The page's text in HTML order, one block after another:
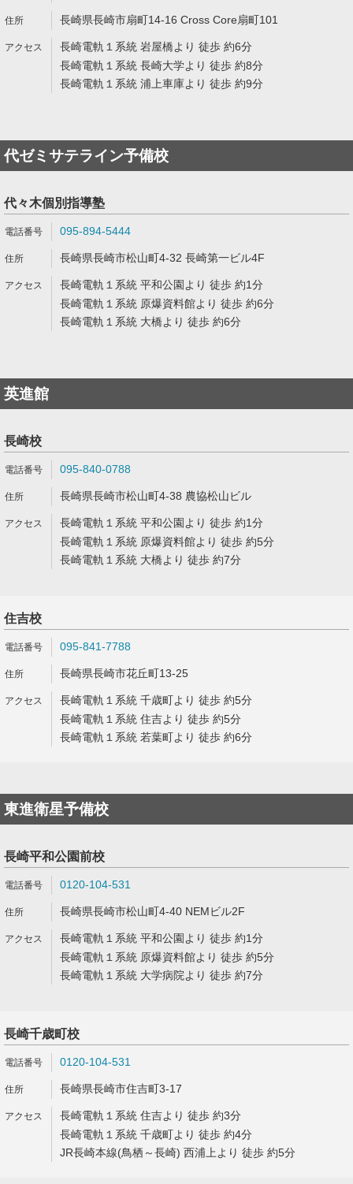
長崎県長崎市扇町14-16 Cross Core扇町101
長崎電軌１系統 岩屋橋より 徒歩 約6分
長崎電軌１系統 長崎大学より 徒歩 約8分
長崎電軌１系統 浦上車庫より 徒歩 約9分
代ゼミサテライン予備校
代々木個別指導塾
095-894-5444
長崎県長崎市松山町4-32 長崎第一ビル4F
長崎電軌１系統 平和公園より 徒歩 約1分
長崎電軌１系統 原爆資料館より 徒歩 約6分
長崎電軌１系統 大橋より 徒歩 約6分
英進館
長崎校
095-840-0788
長崎県長崎市松山町4-38 農協松山ビル
長崎電軌１系統 平和公園より 徒歩 約1分
長崎電軌１系統 原爆資料館より 徒歩 約5分
長崎電軌１系統 大橋より 徒歩 約7分
住吉校
095-841-7788
長崎県長崎市花丘町13-25
長崎電軌１系統 千歳町より 徒歩 約5分
長崎電軌１系統 住吉より 徒歩 約5分
長崎電軌１系統 若葉町より 徒歩 約6分
東進衛星予備校
長崎平和公園前校
0120-104-531
長崎県長崎市松山町4-40 NEMビル2F
長崎電軌１系統 平和公園より 徒歩 約1分
長崎電軌１系統 原爆資料館より 徒歩 約5分
長崎電軌１系統 大学病院より 徒歩 約7分
長崎千歳町校
0120-104-531
長崎県長崎市住吉町3-17
長崎電軌１系統 住吉より 徒歩 約3分
長崎電軌１系統 千歳町より 徒歩 約4分
JR長崎本線(鳥栖～長崎) 西浦上より 徒歩 約5分